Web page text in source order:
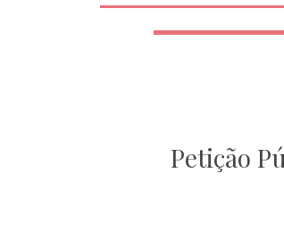
Petição